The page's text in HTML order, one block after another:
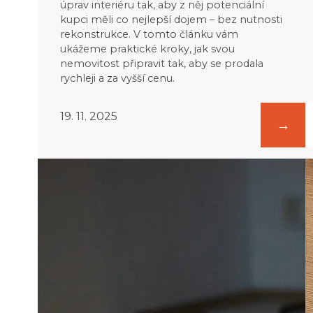
úprav interiéru tak, aby z něj potenciální
kupci měli co nejlepší dojem – bez nutnosti
rekonstrukce. V tomto článku vám
ukážeme praktické kroky, jak svou
nemovitost připravit tak, aby se prodala
rychleji a za vyšší cenu.
19. 11. 2025